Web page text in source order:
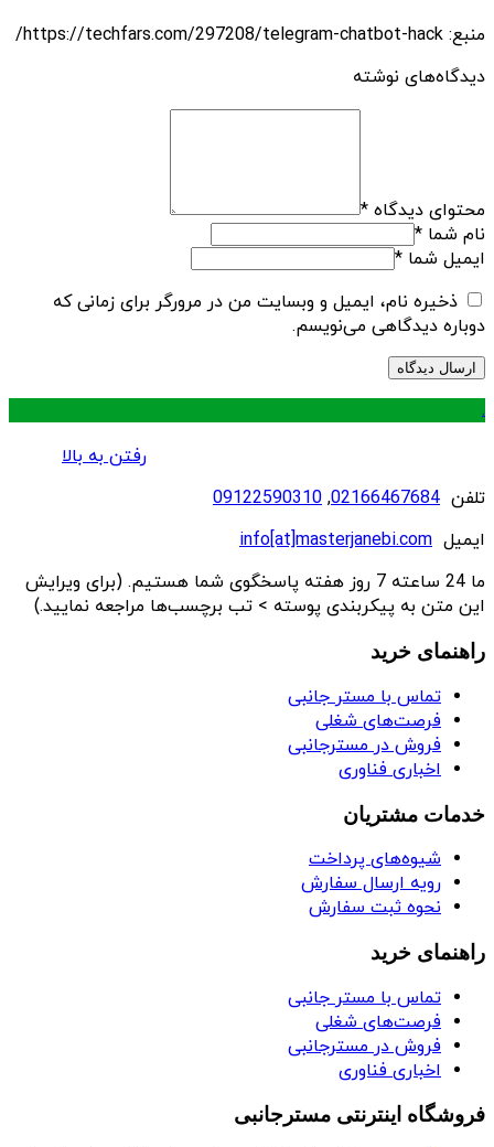
منبع: https://techfars.com/297208/telegram-chatbot-hack/
دیدگاه‌های نوشته
محتوای دیدگاه *
نام شما *
ایمیل شما *
ذخیره نام، ایمیل و وبسایت من در مرورگر برای زمانی که
دوباره دیدگاهی می‌نویسم.
.
رفتن به بالا
تلفن 02166467684
,
09122590310
ایمیل info[at]masterjanebi.com
ما 24 ساعته 7 روز هفته پاسخگوی شما هستیم. (برای ویرایش
این متن به پیکربندی پوسته > تب برچسب‌ها مراجعه نمایید.)
راهنمای خرید
تماس با مستر جانبی
فرصت‌های شغلی
فروش در مسترجانبی
اخباری فناوری
خدمات مشتریان
شیوه‌های پرداخت
رویه ارسال سفارش
نحوه ثبت سفارش
راهنمای خرید
تماس با مستر جانبی
فرصت‌های شغلی
فروش در مسترجانبی
اخباری فناوری
فروشگاه اینترنتی مسترجانبی